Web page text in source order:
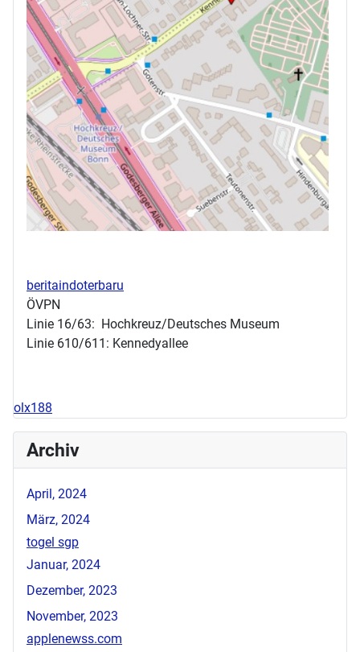
beritaindoterbaru
ÖVPN
Linie 16/63: Hochkreuz/Deutsches Museum
Linie 610/611: Kennedyallee
olx188
Archiv
April, 2024
März, 2024
togel sgp
Januar, 2024
Dezember, 2023
November, 2023
applenewss.com